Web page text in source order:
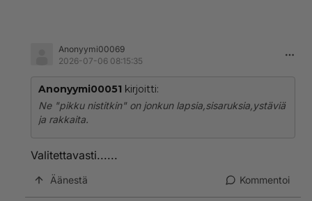
Anonyymi00069
2026-07-06 08:15:35
Anonyymi00051 kirjoitti:
Ne "pikku nistitkin" on jonkun lapsia,sisaruksia,ystäviä
ja rakkaita.
Valitettavasti......
Äänestä Kommentoi